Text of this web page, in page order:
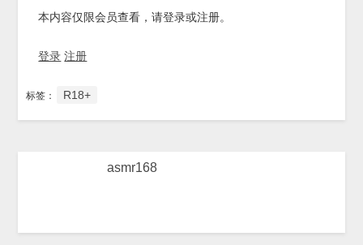
本内容仅限会员查看，请登录或注册。
登录 注册
标签： R18+
asmr168